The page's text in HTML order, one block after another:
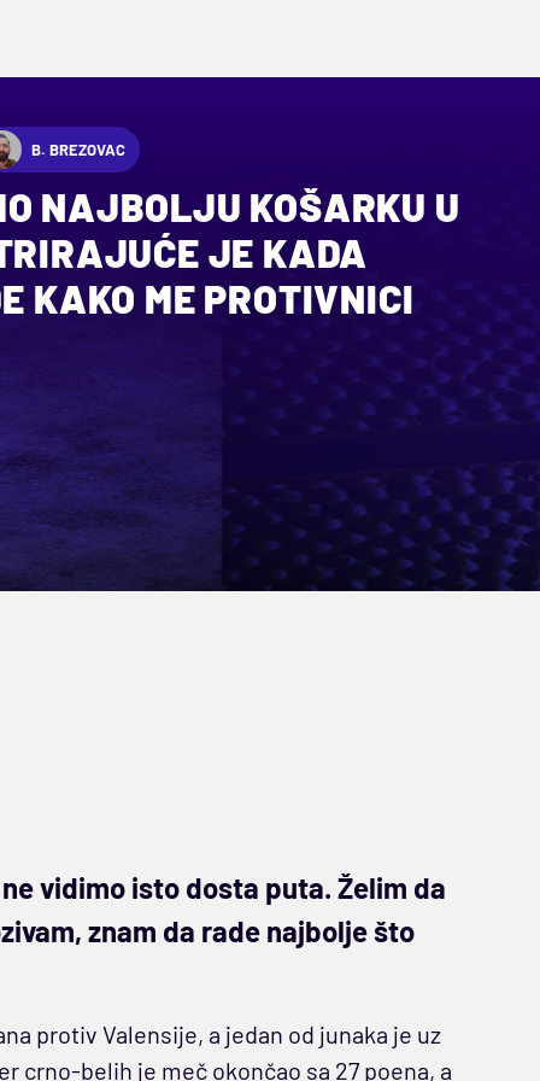
B. BREZOVAC
NAJBOLJU KOŠARKU U
JE KADA
KAKO ME PROTIVNICI
vidimo isto dosta puta. Želim da
znam da rade najbolje što
protiv Valensije, a jedan od junaka je uz
crno-belih je meč okončao sa 27 poena, a